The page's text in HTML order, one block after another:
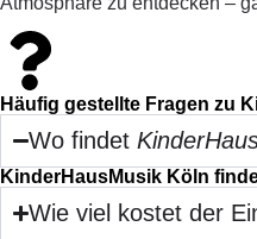
Häufig gestellte Fragen zu
Wo findet
KinderHausMusik Köln
Wie viel kostet der